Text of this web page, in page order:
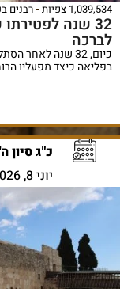
1,039,534 צפיות רבנים
32 שנה
לברכה
כיום, 32 שנה
בפליאה כיצד מפעליו
כ"ג סיון
יוני 8, 2026